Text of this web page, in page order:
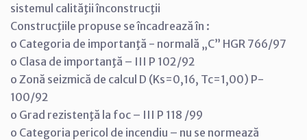
sistemul calităţii înconstrucţii
Construcţiile propuse se încadrează în :
o Categoria de importanţă - normală „C” HGR 766/97
o Clasa de importanţă – III P 102/92
o Zonă seizmică de calcul D (Ks=0,16, Tc=1,00) P-
100/92
o Grad rezistenţă la foc – III P 118 /99
o Categoria pericol de incendiu – nu se normează